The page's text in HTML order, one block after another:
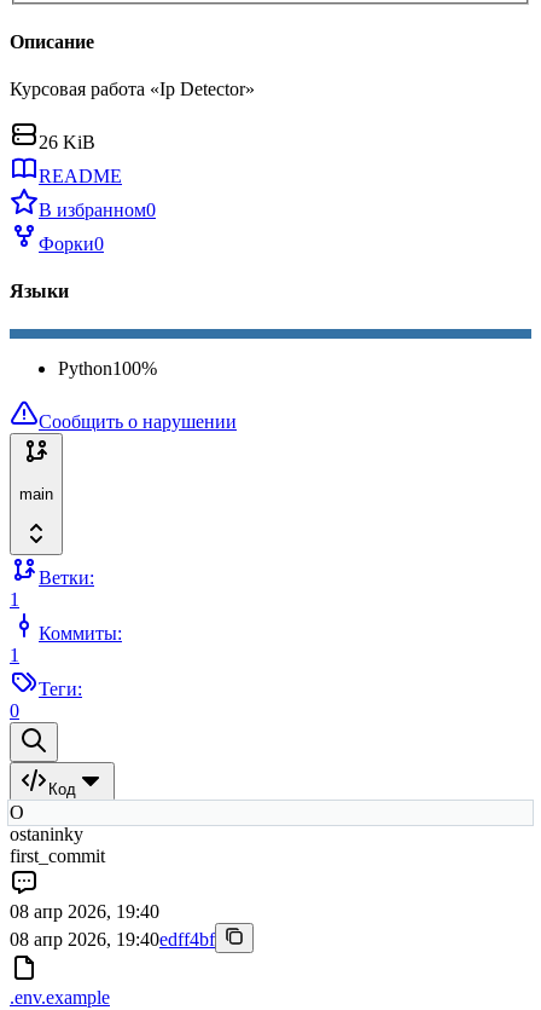
Описание
Курсовая работа «Ip Detector»
26 KiB
README
В избранном0
Форки0
Языки
Python100%
Сообщить о нарушении
main
Ветки:
1
Коммиты:
1
Теги:
0
Код
O
ostaninky
first_commit
08 апр 2026, 19:40
08 апр 2026, 19:40edff4bf
.env.example